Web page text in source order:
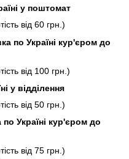
у поштомат
від 60 грн.)
по Україні кур'єром до
від 100 грн.)
у відділення
від 50 грн.)
Україні кур'єром до
від 75 грн.)